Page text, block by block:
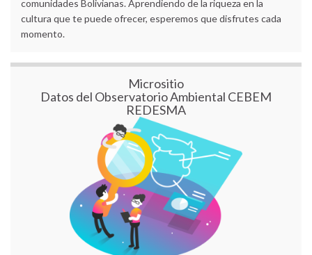
comunidades Bolivianas. Aprendiendo de la riqueza en la
cultura que te puede ofrecer, esperemos que disfrutes cada
momento.
Micrositio
Datos del Observatorio Ambiental CEBEM
REDESMA